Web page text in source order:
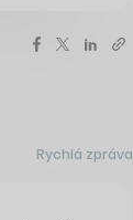
Rychlá zpráva